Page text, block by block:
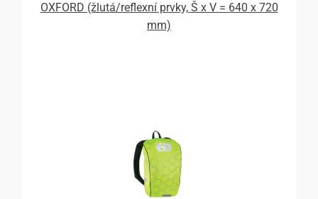
OXFORD (žlutá/reflexní prvky, Š x V = 640 x 720
mm)